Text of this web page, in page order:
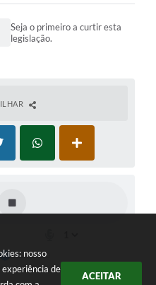
nosso
de
ACEITAR
Seja o primeiro a curtir esta
legislação.